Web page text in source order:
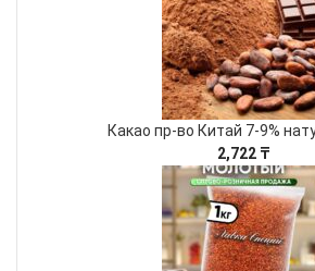
–
Какао пр-во Китай 7-9%
2,722 ₸